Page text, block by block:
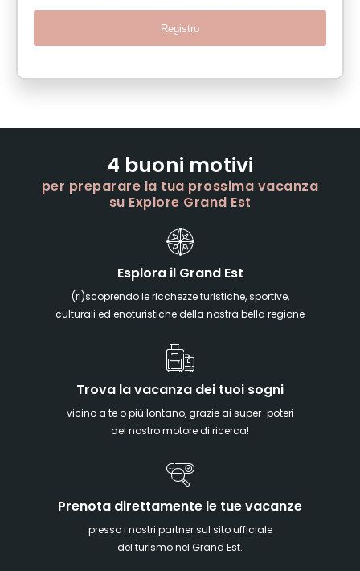
Registro
4 buoni motivi
per preparare la tua prossima vacanza
su Explore Grand Est
Esplora il Grand Est
(ri)scoprendo le ricchezze turistiche, sportive,
culturali ed enoturistiche della nostra bella regione
Trova la vacanza dei tuoi sogni
vicino a te o più lontano, grazie ai super-poteri
del nostro motore di ricerca!
Prenota direttamente le tue vacanze
presso i nostri partner sul sito ufficiale
del turismo nel Grand Est.